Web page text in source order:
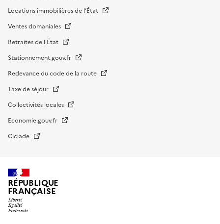
Locations immobilières de l’État
Ventes domaniales
Retraites de l'État
Stationnement.gouv.fr
Redevance du code de la route
Taxe de séjour
Collectivités locales
Economie.gouv.fr
Ciclade
RÉPUBLIQUE
FRANÇAISE